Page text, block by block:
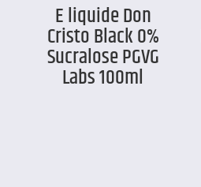
E liquide Don
Cristo Black 0%
Sucralose PGVG
Labs 100ml